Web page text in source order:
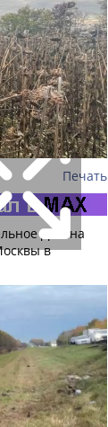
Печать
ДТП на
в